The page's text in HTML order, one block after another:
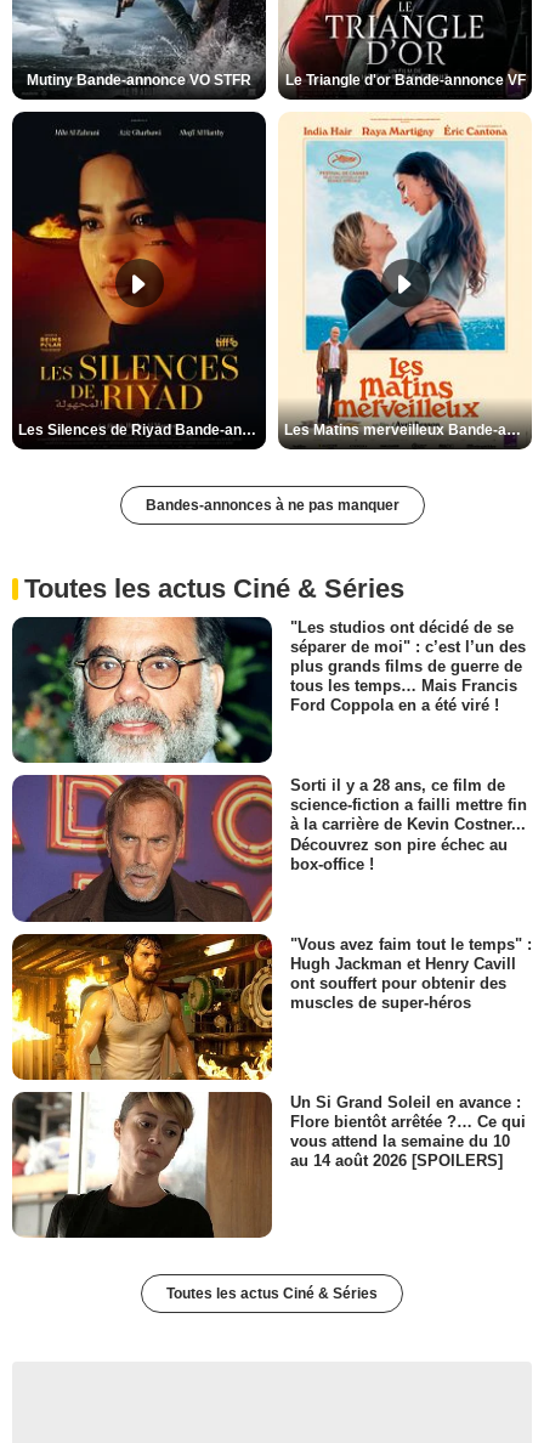
Mutiny Bande-annonce VO STFR Le Triangle d'or Bande-annonce VF
Les Silences de Riyad Bande-annonce VO STFR Les Matins merveilleux Bande-annonce VF
Bandes-annonces à ne pas manquer
Toutes les actus Ciné & Séries
"Les studios ont décidé de se
séparer de moi" : c’est l’un des
plus grands films de guerre de
tous les temps… Mais Francis
Ford Coppola en a été viré !
Sorti il y a 28 ans, ce film de
science-fiction a failli mettre fin
à la carrière de Kevin Costner...
Découvrez son pire échec au
box-office !
"Vous avez faim tout le temps" :
Hugh Jackman et Henry Cavill
ont souffert pour obtenir des
muscles de super-héros
Un Si Grand Soleil en avance :
Flore bientôt arrêtée ?… Ce qui
vous attend la semaine du 10
au 14 août 2026 [SPOILERS]
Toutes les actus Ciné & Séries